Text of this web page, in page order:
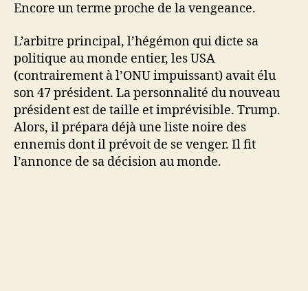
Encore un terme proche de la vengeance.
L’arbitre principal, l’hégémon qui dicte sa
politique au monde entier, les USA
(contrairement à l’ONU impuissant) avait élu
son 47 président. La personnalité du nouveau
président est de taille et imprévisible. Trump.
Alors, il prépara déjà une liste noire des
ennemis dont il prévoit de se venger. Il fit
l’annonce de sa décision au monde.